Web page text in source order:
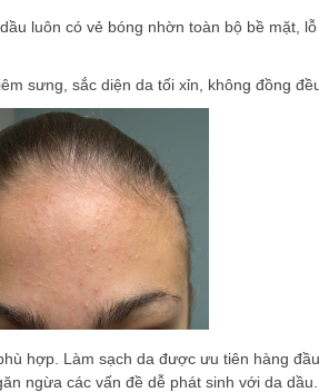
luôn có vẻ bóng nhờn toàn bộ bề mặt,
sưng, sắc diện da tối xỉn, không đồng
hợp. Làm sạch da được ưu tiên hàng
ngừa các vấn đề dễ phát sinh với da dầu.